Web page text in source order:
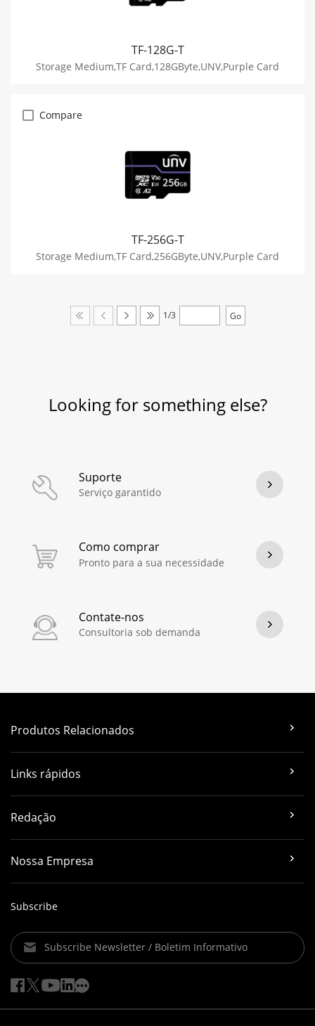
TF-128G-T
Storage Medium,TF Card,128GByte,UNV,Purple Card
Compare
TF-256G-T
Storage Medium,TF Card,256GByte,UNV,Purple Card
1/3
Looking for something else?
Suporte
Serviço garantido
Como comprar
Pronto para a sua necessidade
Contate-nos
Consultoria sob demanda
Produtos Relacionados
Links rápidos
Redação
Nossa Empresa
Subscribe
Subscribe Newsletter / Boletim Informativo